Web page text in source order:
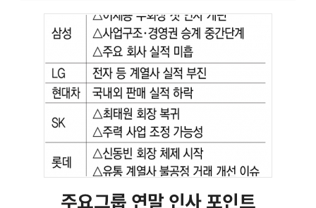
주요그룹 연말 인사 포인트